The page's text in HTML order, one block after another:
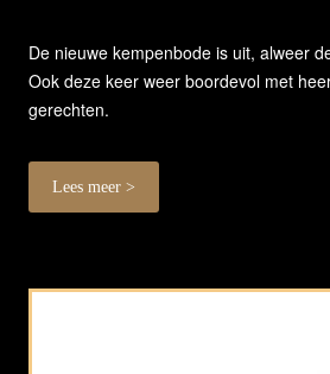
De nieuwe kempenbode is uit, alweer
Ook deze keer weer boordevol met
gerechten.
Lees meer >